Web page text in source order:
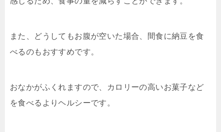
また、どうしてもお腹が空いた場合、間食に納豆を食
べるのもおすすめです。
おなかがふくれますので、カロリーの高いお菓子など
を食べるよりヘルシーです。